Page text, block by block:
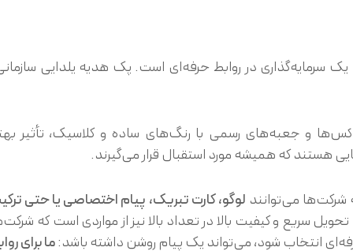
در روابط حرفه‌ای است. پک هدیه یلدایی سازمانی
و جعبه‌های رسمی با رنگ‌های ساده و کلاسیک، تأثیر
هستند که همیشه مورد استقبال قرار می‌گیرند.
می‌توانند لوگو، کارت تبریک، پیام اختصاصی یا حتی
سریع و کیفیت بالا در تعداد بالا نیز از مواردی است که
انتخاب شود، می‌تواند یک پیام روشن داشته باشد:ما برای